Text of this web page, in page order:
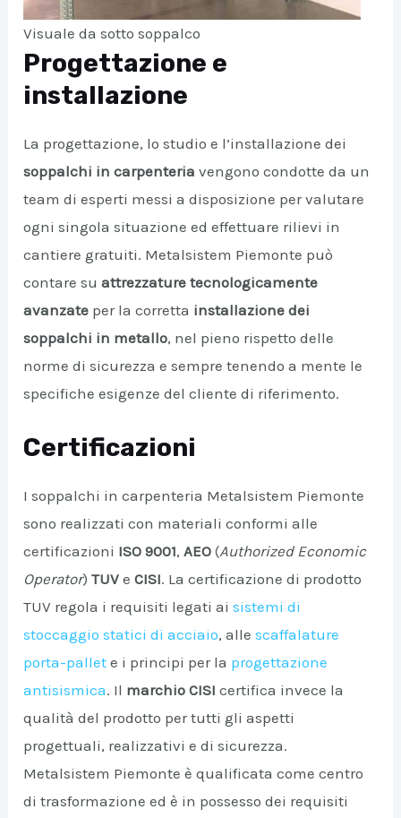
Visuale da sotto soppalco
Progettazione e
installazione
La progettazione, lo studio e l’installazione dei
soppalchi in carpenteria vengono condotte da un
team di esperti messi a disposizione per valutare
ogni singola situazione ed effettuare rilievi in
cantiere gratuiti. Metalsistem Piemonte può
contare suattrezzature tecnologicamente
avanzate per la corretta installazione dei
soppalchi in metallo, nel pieno rispetto delle
norme di sicurezza e sempre tenendo a mente le
specifiche esigenze del cliente di riferimento.
Certificazioni
I soppalchi in carpenteria Metalsistem Piemonte
sono realizzati con materiali conformi alle
certificazioni ISO 9001,AEO (Authorized Economic
Operator) TUVeCISI. La certificazione di prodotto
TUV regola i requisiti legati aisistemi di
stoccaggio statici di acciaio, allescaffalature
porta-pallet e i principi per la progettazione
antisismica. Il marchio CISI certifica invece la
qualità del prodotto per tutti gli aspetti
progettuali, realizzativi e di sicurezza.
Metalsistem Piemonte è qualificata come centro
di trasformazione ed è in possesso dei requisiti